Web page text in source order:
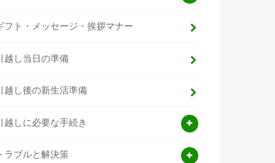
フト・メッセージ・挨拶マナー
越し当日の準備
越し後の新生活準備
越しに必要な手続き
ラブルと解決策